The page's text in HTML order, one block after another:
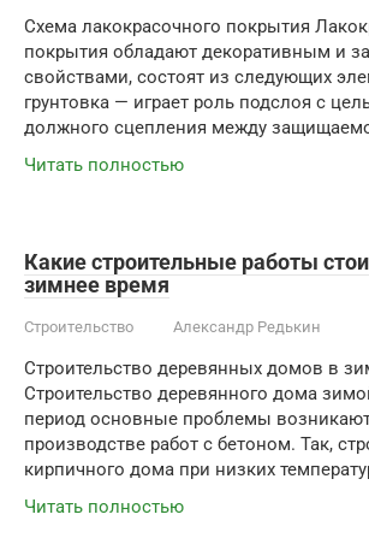
Схема лакокрасочного покрытия
покрытия обладают декоративным и
свойствами, состоят из следующих
грунтовка — играет роль подслоя с
должного сцепления между
Читать полностью
Какие строительные работы
зимнее время
Строительство Александр Редькин
Строительство деревянных домов в
Строительство деревянного дома
период основные проблемы
производстве работ с бетоном. Так,
кирпичного дома при низких
Читать полностью